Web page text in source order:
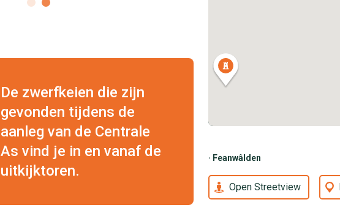
De zwerfkeien die zijn
gevonden tijdens de
aanleg van de Centrale
As vind je in en vanaf de
uitkijktoren.
· Feanwâlden
Open Streetview